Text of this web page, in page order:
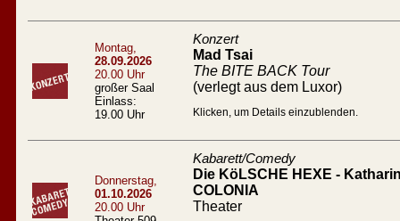
Montag,
28.09.2026
20.00 Uhr
großer Saal
Einlass:
19.00 Uhr
Konzert
Mad Tsai
The BITE BACK Tour
(verlegt aus dem Luxor)
Klicken, um Details einzublenden.
Donnerstag,
01.10.2026
20.00 Uhr
Kabarett/Comedy
Die KöLSCHE HEXE -
COLONIA
Theater